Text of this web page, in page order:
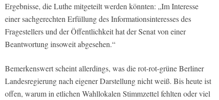
Ergebnisse, die Luthe mitgeteilt werden könnten: „Im Interesse
einer sachgerechten Erfüllung des Informationsinteresses des
Fragestellers und der Öffentlichkeit hat der Senat von einer
Beantwortung insoweit abgesehen.“
Bemerkenswert scheint allerdings, was die rot-rot-grüne Berliner
Landesregierung nach eigener Darstellung nicht weiß. Bis heute ist
offen, warum in etlichen Wahllokalen Stimmzettel fehlten oder viel